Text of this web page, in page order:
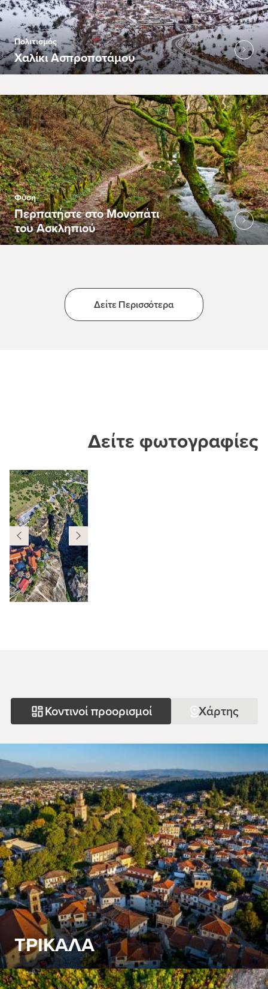
Πολιτισμός
Χαλίκι Ασπροποτάμου
Φύση
Περπατήστε στο Μονοπάτι
του Ασκληπιού
Δείτε Περισσότερα
Δείτε φωτογραφίες
Κοντινοί προορισμοί Χάρτης
ΤΡΙΚΑΛΑ
Με αδιάλειπτη κατοίκηση από την 4η χιλιετία π.Χ. τα
Τρίκαλα έχουν πίσω τους μεγάλη ιστορία, αλλά το